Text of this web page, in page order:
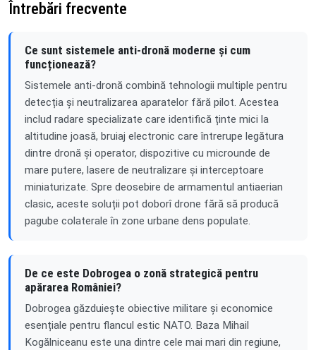
Întrebări frecvente
Ce sunt sistemele anti-dronă moderne și cum
funcționează?
Sistemele anti-dronă combină tehnologii multiple pentru
detecția și neutralizarea aparatelor fără pilot. Acestea
includ radare specializate care identifică ținte mici la
altitudine joasă, bruiaj electronic care întrerupe legătura
dintre dronă și operator, dispozitive cu microunde de
mare putere, lasere de neutralizare și interceptoare
miniaturizate. Spre deosebire de armamentul antiaerian
clasic, aceste soluții pot doborî drone fără să producă
pagube colaterale în zone urbane dens populate.
De ce este Dobrogea o zonă strategică pentru
apărarea României?
Dobrogea găzduiește obiective militare și economice
esențiale pentru flancul estic NATO. Baza Mihail
Kogălniceanu este una dintre cele mai mari din regiune,